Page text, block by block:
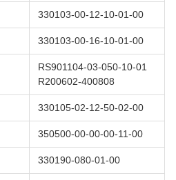
330103-00-12-10-01-00
330103-00-16-10-01-00
RS901104-03-050-10-01
R200602-400808
330105-02-12-50-02-00
350500-00-00-00-11-00
330190-080-01-00